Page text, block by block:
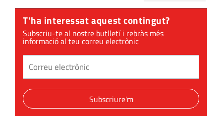
T'ha interessat aquest contingut?
Subscriu-te al nostre butlletí i rebràs més
informació al teu correu electrònic
Subscriure'm